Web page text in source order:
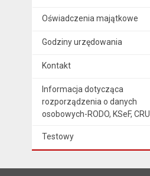
Oświadczenia majątkowe
Godziny urzędowania
Kontakt
Informacja dotycząca
rozporządzenia o danych
osobowych-RODO, KSeF, CRU.
Testowy